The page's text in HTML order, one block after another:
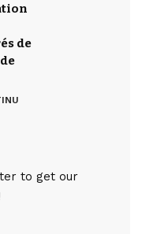
de
to get our